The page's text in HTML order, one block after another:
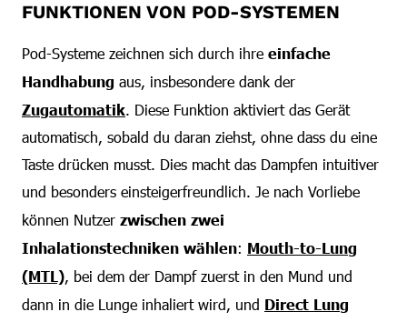
FUNKTIONEN VON POD-SYSTEMEN
Pod-Systeme zeichnen sich durch ihre einfache
Handhabung aus, insbesondere dank der
Zugautomatik. Diese Funktion aktiviert das Gerät
automatisch, sobald du daran ziehst, ohne dass du eine
Taste drücken musst. Dies macht das Dampfen intuitiver
und besonders einsteigerfreundlich. Je nach Vorliebe
können Nutzer zwischen zwei
Inhalationstechniken wählen: Mouth-to-Lung
(MTL), bei dem der Dampf zuerst in den Mund und
dann in die Lunge inhaliert wird, und Direct Lung